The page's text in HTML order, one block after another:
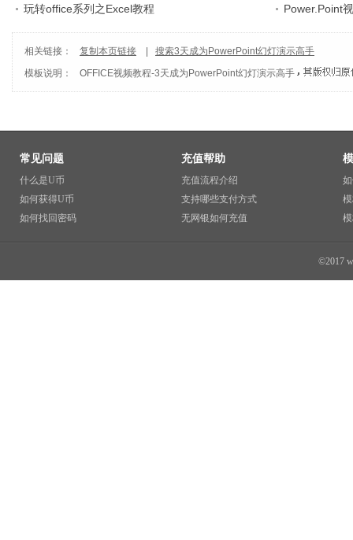
玩转office系列之Excel教程
Power.Point
相关链接： 复制本页链接
搜索3天成为PowerPoint幻灯演示高手
模板说明：
OFFICE视频教程-3天成为PowerPoint幻灯演示高手
常见问题
什么是U币
如何获得U币
如何找回密码
充值帮助
充值流程介绍
支持哪些支付方式
无网银如何充值
©2017